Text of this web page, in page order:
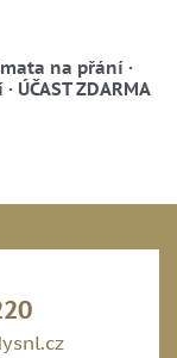
na přání ·
ZDARMA